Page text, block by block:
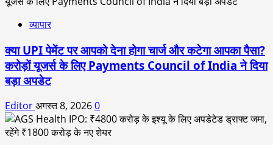
व्यापार
क्या UPI पेमेंट पर आपको देना होगा चार्ज और कटेगा आपका पैसा?
करोड़ों यूजर्स के लिए Payments Council of India ने दिया
बड़ा अपडेट
Editorअगस्त 8, 20260